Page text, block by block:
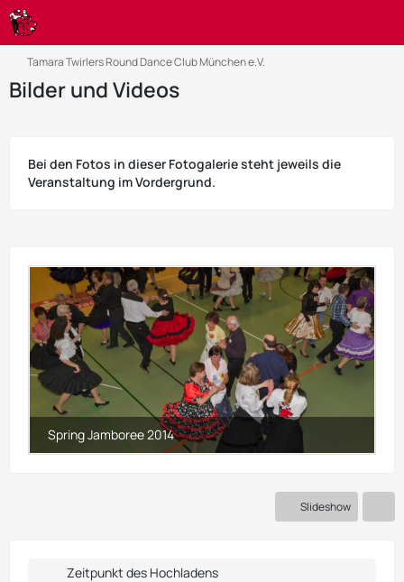
Tamara Twirlers Round Dance Club München e.V.
Bilder und Videos
Bei den Fotos in dieser Fotogalerie steht jeweils die
Veranstaltung im Vordergrund.
Slideshow
Zeitpunkt des Hochladens